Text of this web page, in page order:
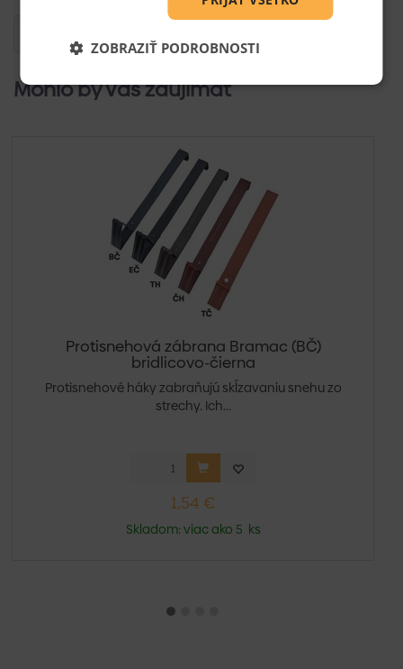
Mohlo by Vás zaujímať
Protisnehová zábrana Bramac (BČ)
bridlicovo-čierna
Protisnehové háky zabraňujú skĺzavaniu snehu zo
strechy. Ich...
1,54 €
Skladom: viac ako 5 ks
ZOBRAZIŤ PODROBNOSTI